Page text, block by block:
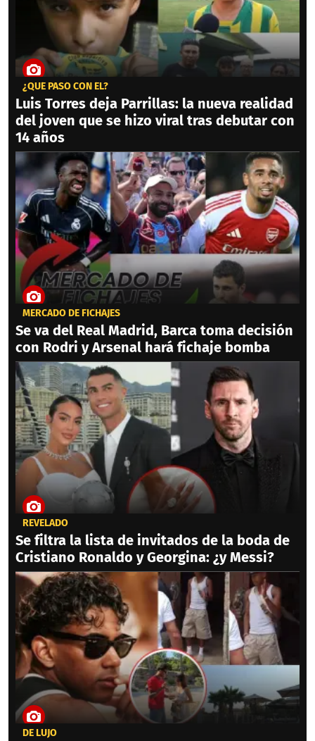
¿QUÉ PASÓ CON ÉL?
Luis Torres deja Parrillas: la nueva realidad
del joven que se hizo viral tras debutar con
14 años
MERCADO DE FICHAJES
Se va del Real Madrid, Barca toma decisión
con Rodri y Arsenal hará fichaje bomba
REVELADO
Se filtra la lista de invitados de la boda de
Cristiano Ronaldo y Georgina: ¿y Messi?
DE LUJO